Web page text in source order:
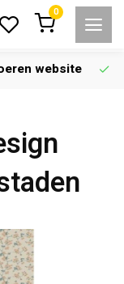
0
website